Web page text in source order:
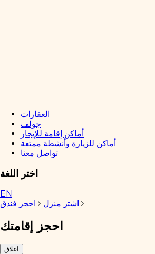
العقارات
جولف
أماكن إقامة للإيجار
أماكن للزيارة وأنشطة ممتعة
تواصل معنا
اختر اللغة
EN
اشتر منزل
احجز إقامتك
اغلاق